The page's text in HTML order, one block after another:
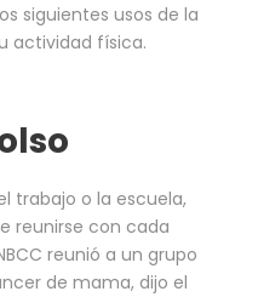
siguientes usos de la
actividad física.
trabajo o la escuela,
reunirse con cada
reunió a un grupo
de mama, dijo el